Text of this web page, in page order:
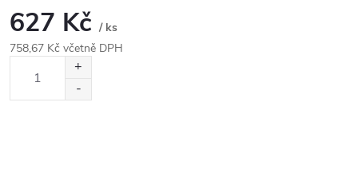
627 Kč / ks
758,67 Kč včetně DPH